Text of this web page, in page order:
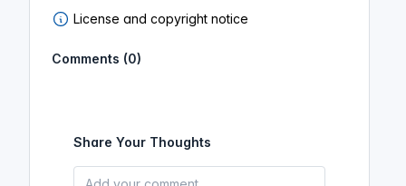
License and copyright notice
Comments (0)
Share Your Thoughts